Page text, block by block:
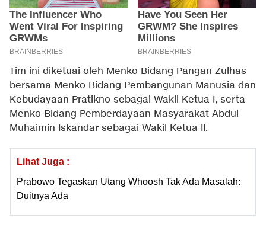
Tim ini diketuai oleh Menko Bidang Pangan Zulhas
bersama Menko Bidang Pembangunan Manusia dan
Kebudayaan Pratikno sebagai Wakil Ketua I, serta
Menko Bidang Pemberdayaan Masyarakat Abdul
Muhaimin Iskandar sebagai Wakil Ketua II.
Lihat Juga :
Prabowo Tegaskan Utang Whoosh Tak Ada Masalah:
Duitnya Ada